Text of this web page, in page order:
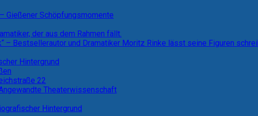
Gießener Schöpfungsmomente
der aus dem Rahmen fällt.
– Bestsellerautor und Dramatiker Moritz Rinke lässt seine Figuren
Hintergrund
22
Theaterwissenschaft
Hintergrund